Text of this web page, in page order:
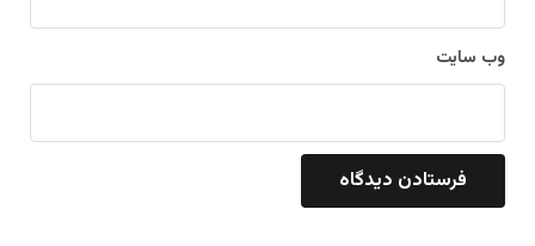
وب‌ سایت